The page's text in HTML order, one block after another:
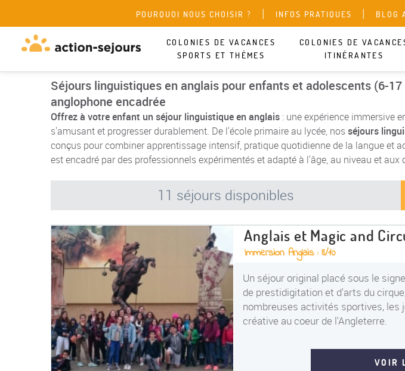
POURQUOI NOUS CHOISIR ? INFOS PRATIQUES BLOG
COLONIES DE VACANCES
SPORTS ET THÈMES
COLONIES DE
ITINÉRANTES
Séjours linguistiques en anglais pour enfants et adolescents (6-
anglophone encadrée
Offrez à votre enfant un séjour linguistique en anglais: une expérience immersive
s'amusant et progresser durablement. De l'école primaire au lycée, nosséjours
conçus pour combiner apprentissage intensif, pratique quotidienne de la langue et
est encadré par des professionnels expérimentés et adapté à l'âge, au niveau et
11 séjours disponibles
Anglais et Magic and
Immersion Anglais : 8/10
Un séjour original placé sous le
de prestidigitation et d'arts du
nombreuses activités sportives, les
créative au coeur de l'Angleterre.
VOIR